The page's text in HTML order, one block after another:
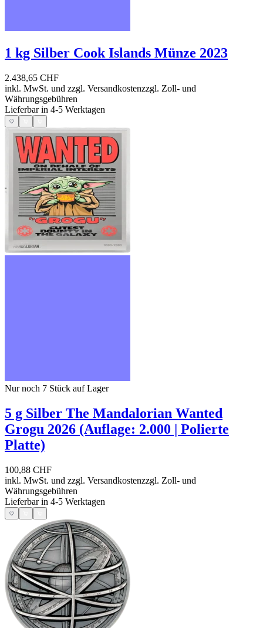
1 kg Silber Cook Islands Münze 2023
2.438,65 CHF
inkl. MwSt. und zzgl. Versandkostenzzgl. Zoll- und
Währungsgebühren
Lieferbar in 4-5 Werktagen
Nur noch 7 Stück auf Lager
5 g Silber The Mandalorian Wanted
Grogu 2026 (Auflage: 2.000 | Polierte
Platte)
100,88 CHF
inkl. MwSt. und zzgl. Versandkostenzzgl. Zoll- und
Währungsgebühren
Lieferbar in 4-5 Werktagen